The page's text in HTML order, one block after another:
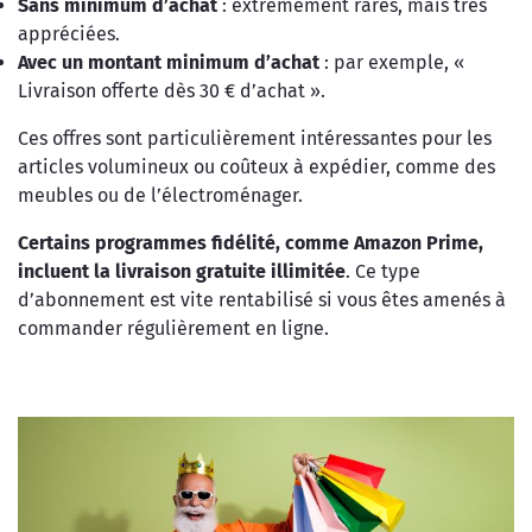
Sans minimum d’achat : extrêmement rares, mais très
appréciées.
Avec un montant minimum d’achat : par exemple, «
Livraison offerte dès 30 € d’achat ».
Ces offres sont particulièrement intéressantes pour les
articles volumineux ou coûteux à expédier, comme des
meubles ou de l’électroménager.
Certains programmes fidélité, comme Amazon Prime,
incluent la livraison gratuite illimitée. Ce type
d’abonnement est vite rentabilisé si vous êtes amenés à
commander régulièrement en ligne.